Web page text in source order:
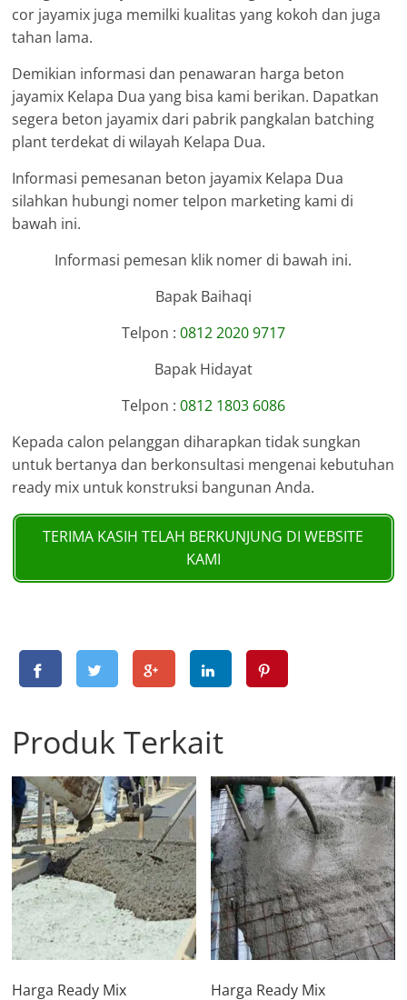
cor jayamix juga memilki kualitas yang kokoh dan juga
tahan lama.
Demikian informasi dan penawaran harga beton
jayamix Kelapa Dua yang bisa kami berikan. Dapatkan
segera beton jayamix dari pabrik pangkalan batching
plant terdekat di wilayah Kelapa Dua.
Informasi pemesanan beton jayamix Kelapa Dua
silahkan hubungi nomer telpon marketing kami di
bawah ini.
Informasi pemesan klik nomer di bawah ini.
Bapak Baihaqi
Telpon : 0812 2020 9717
Bapak Hidayat
Telpon : 0812 1803 6086
Kepada calon pelanggan diharapkan tidak sungkan
untuk bertanya dan berkonsultasi mengenai kebutuhan
ready mix untuk konstruksi bangunan Anda.
TERIMA KASIH TELAH BERKUNJUNG DI WEBSITE
KAMI
Produk Terkait
Harga Ready Mix
Harga Ready Mix